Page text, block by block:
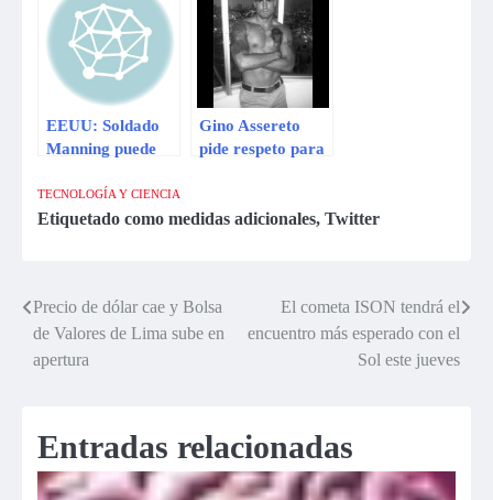
de EEUU
EEUU: Soldado
Manning puede
de prisión por
espionaje
Gino Assereto
pide respeto para
Twitter
TECNOLOGÍA Y CIENCIA
Etiquetado como medidas adicionales, Twitter
Navegación
de
Precio de dólar cae y Bolsa
de Valores de Lima sube en
apertura
El cometa ISON tendrá el
encuentro más esperado con el
Sol este jueves
Entradas relacionadas